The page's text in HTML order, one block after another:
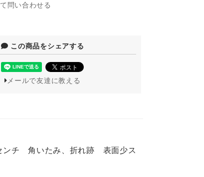
問い合わせる
この商品をシェアする
メールで友達に教える
チ 角いたみ、折れ跡 表面少ス